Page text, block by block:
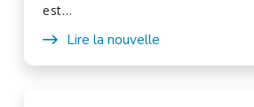
est…
Lire la nouvelle